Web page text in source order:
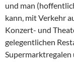
und man
kann, mit Verkehr
Konzert- und
gelegentlichen
Supermarktregalen